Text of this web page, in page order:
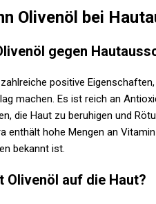
Olivenöl bei
gegen
positive
machen. Es ist reich an
die Haut zu beruhigen und
enthält hohe Mengen an
bekannt ist.
Olivenöl auf die Haut?